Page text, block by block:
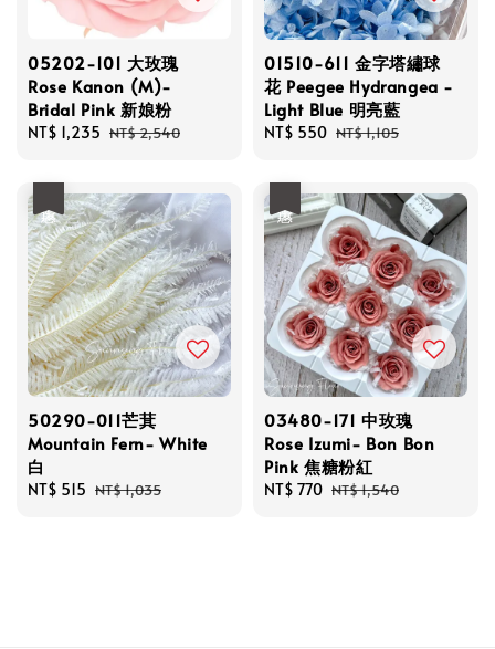
05202-101 大玫瑰
Rose Kanon (M)-
Bridal Pink 新娘粉
Sale
NT$ 1,235 Regular
NT$ 2,540
01510-611 金字塔繡球
花 Peegee Hydrangea -
Light Blue 明亮藍
Sale
NT$ 550 Regular
NT$ 1,105
50290-011芒萁
Mountain Fern- White
白
Sale
NT$ 515 Regular
NT$ 1,035
03480-171 中玫瑰
Rose Izumi- Bon Bon
Pink 焦糖粉紅
Sale
NT$ 770 Regular
NT$ 1,540